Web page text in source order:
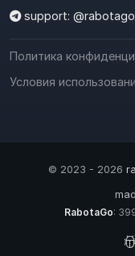
support:
Политика
Условия
© 2023 - 2026
RabotaGo: